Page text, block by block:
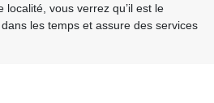
vous verrez qu’il est le
les temps et assure des services